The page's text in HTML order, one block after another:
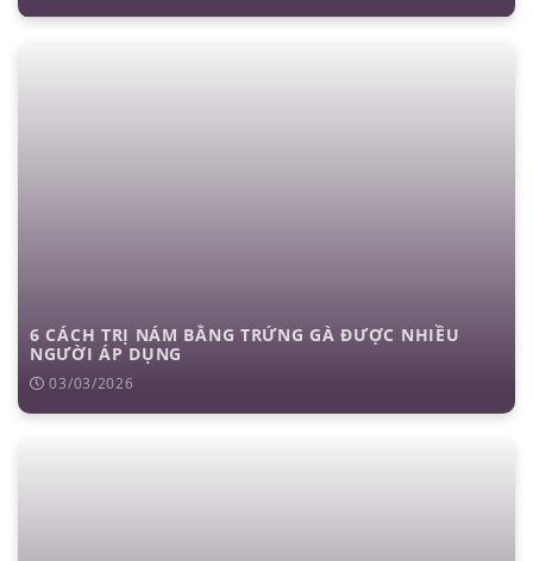
6 CÁCH TRỊ NÁM BẰNG TRỨNG GÀ ĐƯỢC NHIỀU
NGƯỜI ÁP DỤNG
03/03/2026